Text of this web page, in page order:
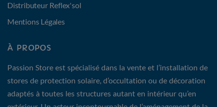
Distributeur Reflex'sol
Mentions Légales
À PROPOS
Passion Store est spécialisé dans la vente et l’installation de
stores de protection solaire, d’occultation ou de décoration
adaptés à toutes les structures autant en intérieur qu’en